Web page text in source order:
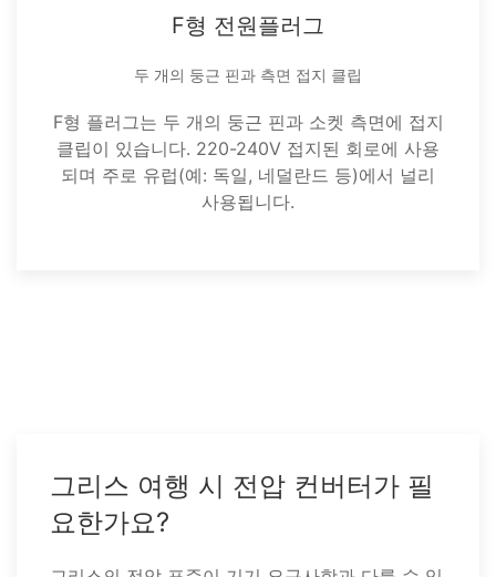
F형 전원플러그
두 개의 둥근 핀과 측면 접지 클립
F형 플러그는 두 개의 둥근 핀과 소켓 측면에 접지
클립이 있습니다. 220-240V 접지된 회로에 사용
되며 주로 유럽(예: 독일, 네덜란드 등)에서 널리
사용됩니다.
그리스 여행 시 전압 컨버터가 필
요한가요?